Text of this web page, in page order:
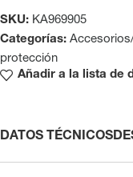
SKU: KA969905
Categorías:
protección
Añadir a la lista de
DATOS TÉCNICOS